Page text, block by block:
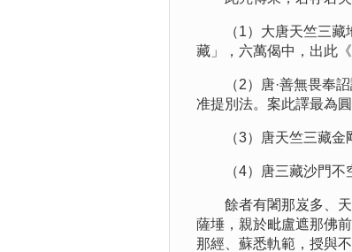
（1）大唐天竺三藏地
藏」，六萬偈中，出此
（2）唐·善無畏奉詔
准提別法。案此譯最為
（3）唐天竺三藏金剛
（4）唐三藏沙門不空
餘者有闍那岌多、天
薩埵，親於毗盧遮那佛
那經、蘇悉軌範，授與